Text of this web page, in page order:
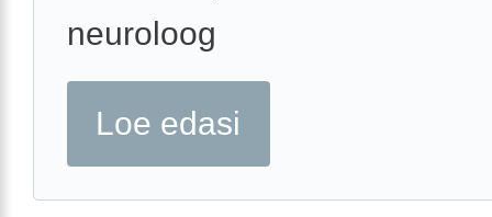
neuroloog
Loe edasi